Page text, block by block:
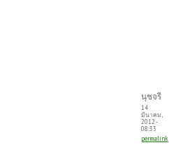
นุชจรี
14
มีนาคม,
2012 -
08:33
permalink